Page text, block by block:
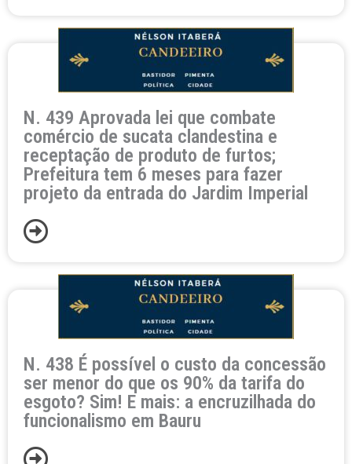
N. 439 Aprovada lei que combate
comércio de sucata clandestina e
receptação de produto de furtos;
Prefeitura tem 6 meses para fazer
projeto da entrada do Jardim Imperial
N. 438 É possível o custo da concessão
ser menor do que os 90% da tarifa do
esgoto? Sim! E mais: a encruzilhada do
funcionalismo em Bauru